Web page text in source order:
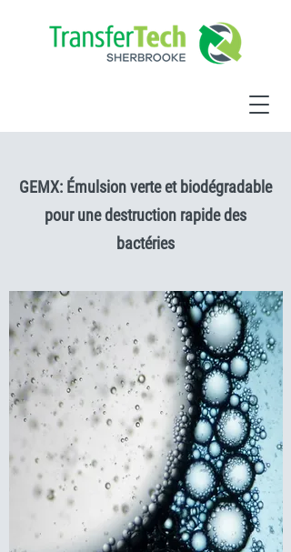
GEMX: Émulsion verte et biodégradable
pour une destruction rapide des
bactéries